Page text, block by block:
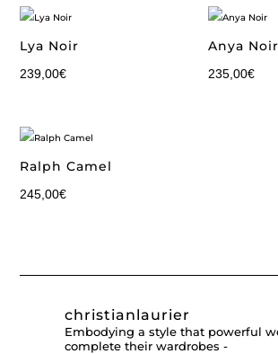
Lya Noir
239,00€
Anya Noir
235,00€
Ralph Camel
245,00€
christianlaurier
Embodying a style that powerful
complete their wardrobes -